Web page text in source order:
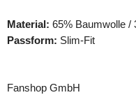
Material: 65% Baumwolle /
Passform: Slim-Fit
Fanshop GmbH